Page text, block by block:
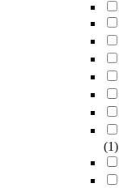
(1)